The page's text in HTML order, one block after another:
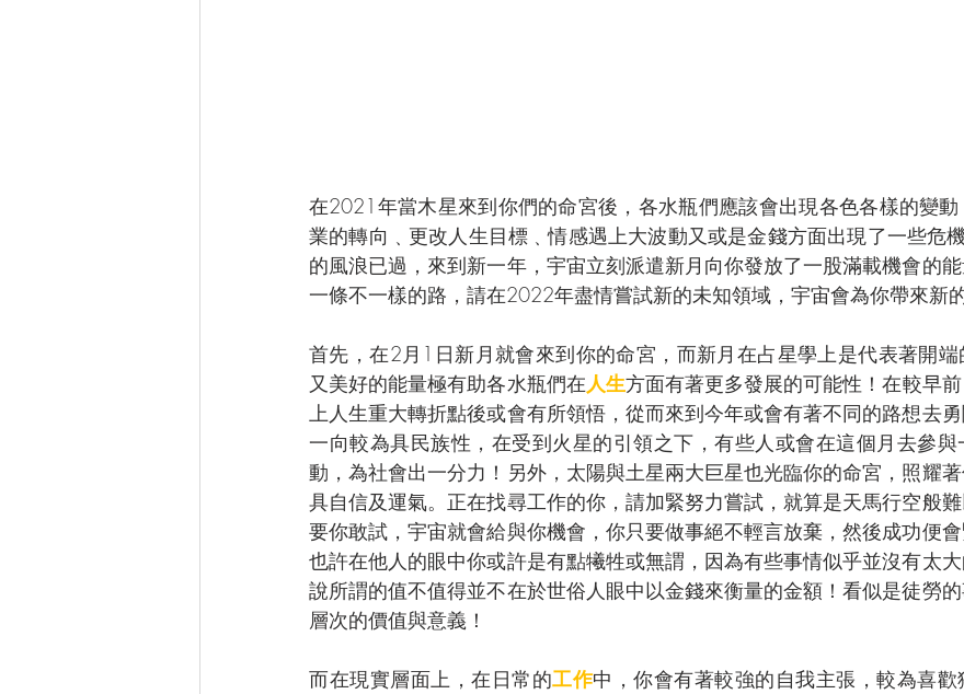
在2021年當木星來到你們的命宮後，各水瓶們應該會出現各色各樣的變
業的轉向﹑更改人生目標﹑情感遇上大波動又或是金錢方面出現了一些危
的風浪已過，來到新一年，宇宙立刻派遣新月向你發放了一股滿載機會的
一條不一樣的路，請在2022年盡情嘗試新的未知領域，宇宙會為你帶來新
首先，在2月1日新月就會來到你的命宮，而新月在占星學上是代表著開
又美好的能量極有助各水瓶們在人生方面有著更多發展的可能性！在較早
上人生重大轉折點後或會有所領悟，從而來到今年或會有著不同的路想去
一向較為具民族性，在受到火星的引領之下，有些人或會在這個月去參
動，為社會出一分力！另外，太陽與土星兩大巨星也光臨你的命宮，照耀
具自信及運氣。正在找尋工作的你，請加緊努力嘗試，就算是天馬行空般
要你敢試，宇宙就會給與你機會，你只要做事絕不輕言放棄，然後成功便會
也許在他人的眼中你或許是有點犧牲或無謂，因為有些事情似乎並沒有太
說所謂的值不值得並不在於世俗人眼中以金錢來衡量的金額！看似是徒勞
層次的價值與意義！
而在現實層面上，在日常的工作中，你會有著較強的自我主張，較為喜